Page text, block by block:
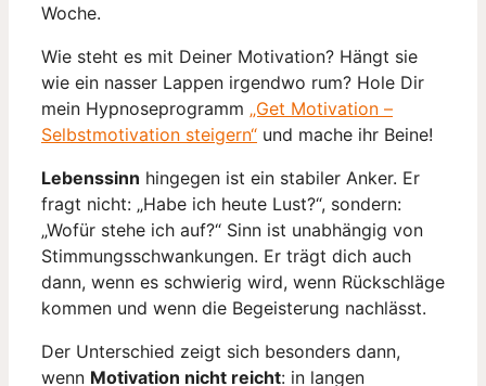
Woche.
Wie steht es mit Deiner Motivation? Hängt sie
wie ein nasser Lappen irgendwo rum? Hole Dir
mein Hypnoseprogramm „Get Motivation –
Selbstmotivation steigern“ und mache ihr Beine!
Lebenssinn hingegen ist ein stabiler Anker. Er
fragt nicht: „Habe ich heute Lust?“, sondern:
„Wofür stehe ich auf?“ Sinn ist unabhängig von
Stimmungsschwankungen. Er trägt dich auch
dann, wenn es schwierig wird, wenn Rückschläge
kommen und wenn die Begeisterung nachlässt.
Der Unterschied zeigt sich besonders dann,
wenn Motivation nicht reicht: in langen